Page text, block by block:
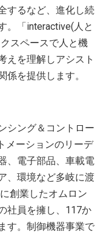
するなど、進化し続
。「interactive( 人と
スペースで人と機
えを理解しアシスト
を提供します。
シング＆コントロー
メーションのリーデ
、電子部品、車載電
、環境など多岐に渡
創業したオムロン
社員を擁し、 117か
す。制御機器事業で